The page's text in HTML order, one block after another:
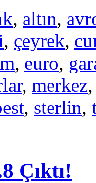
, altın,
, çeyrek,
, euro,
, merkez
, sterlin,
Çıktı!